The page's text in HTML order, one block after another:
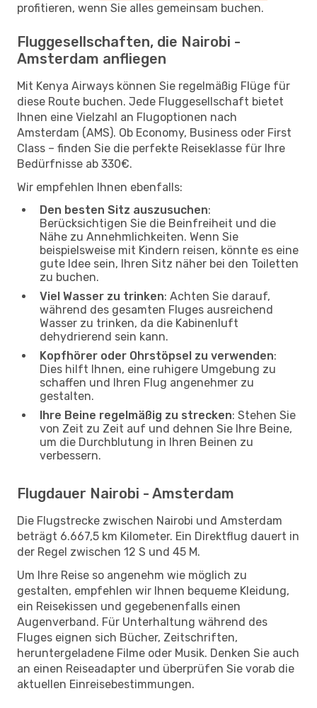
profitieren, wenn Sie alles gemeinsam buchen.
Fluggesellschaften, die Nairobi -
Amsterdam anfliegen
Mit Kenya Airways können Sie regelmäßig Flüge für
diese Route buchen. Jede Fluggesellschaft bietet
Ihnen eine Vielzahl an Flugoptionen nach
Amsterdam (AMS). Ob Economy, Business oder First
Class – finden Sie die perfekte Reiseklasse für Ihre
Bedürfnisse ab 330€.
Wir empfehlen Ihnen ebenfalls:
Den besten Sitz auszusuchen:
Berücksichtigen Sie die Beinfreiheit und die
Nähe zu Annehmlichkeiten. Wenn Sie
beispielsweise mit Kindern reisen, könnte es eine
gute Idee sein, Ihren Sitz näher bei den Toiletten
zu buchen.
Viel Wasser zu trinken: Achten Sie darauf,
während des gesamten Fluges ausreichend
Wasser zu trinken, da die Kabinenluft
dehydrierend sein kann.
Kopfhörer oder Ohrstöpsel zu verwenden:
Dies hilft Ihnen, eine ruhigere Umgebung zu
schaffen und Ihren Flug angenehmer zu
gestalten.
Ihre Beine regelmäßig zu strecken: Stehen Sie
von Zeit zu Zeit auf und dehnen Sie Ihre Beine,
um die Durchblutung in Ihren Beinen zu
verbessern.
Flugdauer Nairobi - Amsterdam
Die Flugstrecke zwischen Nairobi und Amsterdam
beträgt 6.667,5 km Kilometer. Ein Direktflug dauert in
der Regel zwischen 12 S und 45 M.
Um Ihre Reise so angenehm wie möglich zu
gestalten, empfehlen wir Ihnen bequeme Kleidung,
ein Reisekissen und gegebenenfalls einen
Augenverband. Für Unterhaltung während des
Fluges eignen sich Bücher, Zeitschriften,
heruntergeladene Filme oder Musik. Denken Sie auch
an einen Reiseadapter und überprüfen Sie vorab die
aktuellen Einreisebestimmungen.